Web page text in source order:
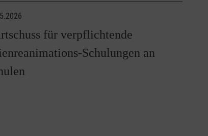
für verpflichtende
Schulungen an